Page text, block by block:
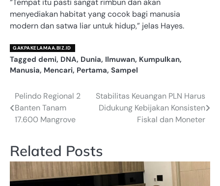
“Tempat itu pasti sangat rimbun dan akan
menyediakan habitat yang cocok bagi manusia
modern dan satwa liar untuk hidup,” jelas Hayes.
GAKPAKELAMAA.BIZ.ID
Tagged demi, DNA, Dunia, Ilmuwan, Kumpulkan,
Manusia, Mencari, Pertama, Sampel
Navigasi
pos
Pelindo Regional 2
Banten Tanam
17.600 Mangrove
Stabilitas Keuangan PLN Harus
Didukung Kebijakan Konsisten
Fiskal dan Moneter
Related Posts